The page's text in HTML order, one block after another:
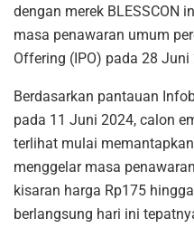
dengan merek BLESSCON
masa penawaran umum
Offering (IPO) pada 28 Juni
Berdasarkan pantauan
pada 11 Juni 2024, calon
terlihat mulai
menggelar masa
kisaran harga Rp175
berlangsung hari ini